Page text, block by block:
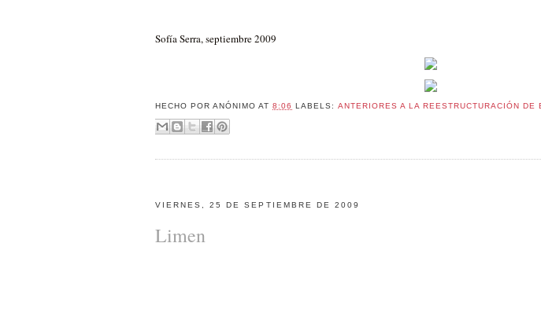
Sofía Serra, septiembre 2009
HECHO PORANÓNIMO AT8:06 LABELS: ANTERIORES A LA REESTRUCTURACIÓN DE
VIERNES, 25 DE SEPTIEMBRE DE 2009
Limen